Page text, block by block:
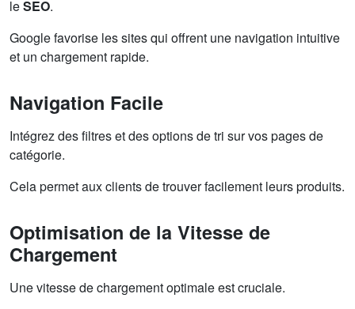
leSEO.
Google favorise les sites qui offrent une navigation intuitive
et un chargement rapide.
Navigation Facile
Intégrez des filtres et des options de tri sur vos pages de
catégorie.
Cela permet aux clients de trouver facilement leurs produits.
Optimisation de la Vitesse de
Chargement
Une vitesse de chargement optimale est cruciale.